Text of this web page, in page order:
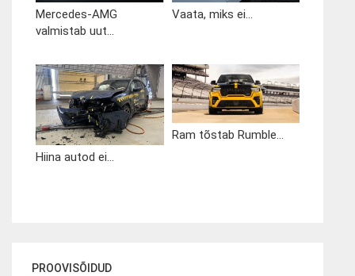
Mercedes-AMG
valmistab uut...
Vaata, miks ei...
Hiina autod ei...
Ram tõstab Rumble...
PROOVISÕIDUD